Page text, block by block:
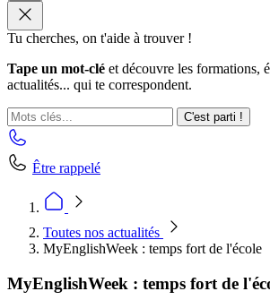
Tu cherches, on t'aide à trouver !
Tape un mot-clé et découvre les formations,
actualités... qui te correspondent.
C'est parti !
Être rappelé
Toutes nos actualités
MyEnglishWeek : temps fort de l'école
MyEnglishWeek : temps fort de